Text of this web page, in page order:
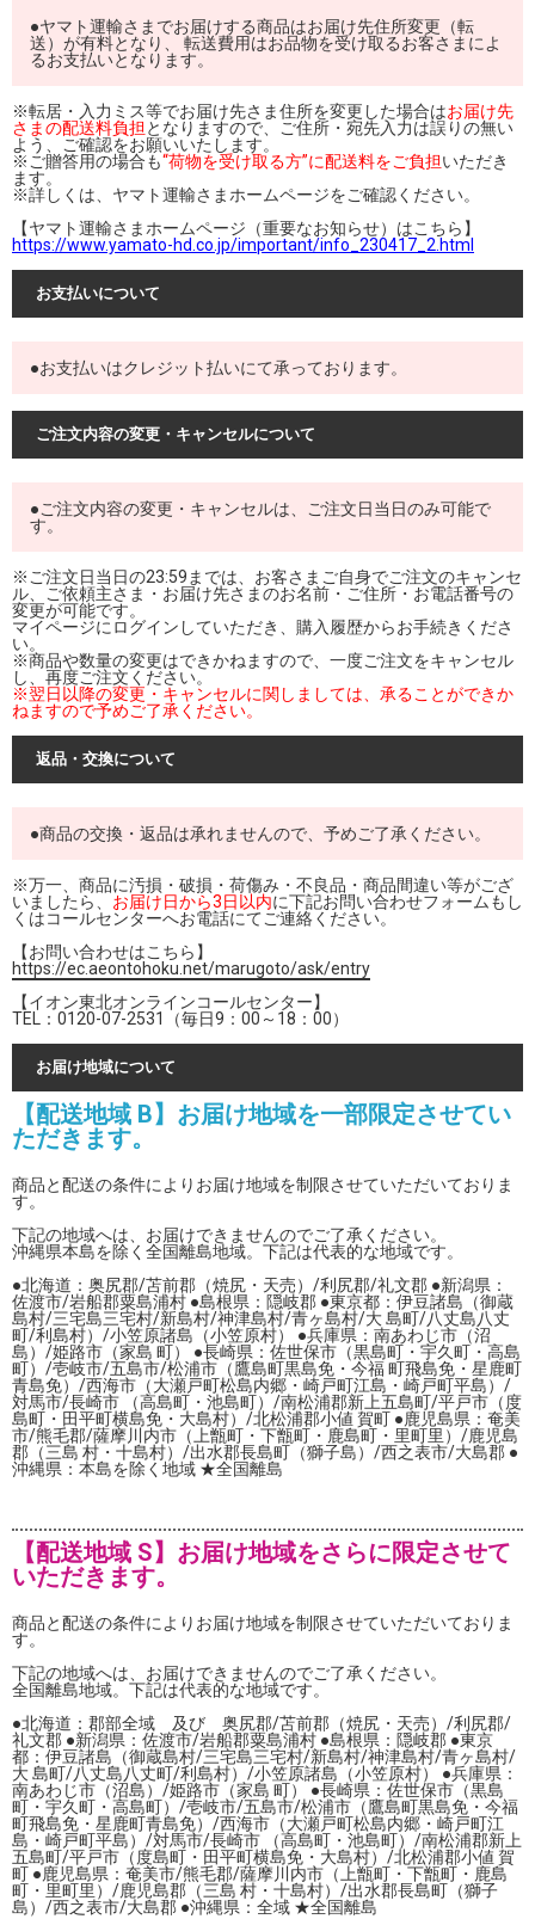
●ヤマト運輸さまでお届けする商品はお届け先住所変更（転
送）が有料となり、 転送費用はお品物を受け取るお客さまによ
るお支払いとなります。
※転居・入力ミス等でお届け先さま住所を変更した場合はお届け先
さまの配送料負担 となりますので、ご住所・宛先入力は誤りの無い
よう、ご確認をお願いいたします。
※ご贈答用の場合も“荷物を受け取る方”に配送料をご負担いただき
ます。
※詳しくは、ヤマト運輸さまホームページをご確認ください。
【ヤマト運輸さまホームページ（重要なお知らせ）はこちら】
https://www.yamato-hd.co.jp/important/info_230417_2.html
お支払いについて
●お支払いはクレジット払いにて承っております。
ご注文内容の変更・キャンセルについて
●ご注文内容の変更・キャンセルは、ご注文日当日のみ可能で
す。
※ご注文日当日の23:59までは、お客さまご自身でご注文のキャンセ
ル、ご依頼主さま・お届け先さまのお名前・ご住所・お電話番号の
変更が可能です。
マイページにログインしていただき、購入履歴からお手続きくださ
い。
※商品や数量の変更はできかねますので、一度ご注文をキャンセル
し、再度ご注文ください。
※翌日以降の変更・キャンセルに関しましては、承ることができか
ねますので予めご了承ください。
返品・交換について
●商品の交換・返品は承れませんので、予めご了承ください。
※万一、商品に汚損・破損・荷傷み・不良品・商品間違い等がござ
いましたら、 お届け日から3日以内に下記お問い合わせフォームもし
くはコールセンターへお電話にてご連絡ください。
【お問い合わせはこちら】
https://ec.aeontohoku.net/marugoto/ask/entry
【イオン東北オンラインコールセンター】
TEL：0120-07-2531（毎日9：00～18：00）
お届け地域について
【配送地域 B】お届け地域を一部限定させてい
ただきます。
商品と配送の条件によりお届け地域を制限させていただいておりま
す。
下記の地域へは、お届けできませんのでご了承ください。
沖縄県本島を除く全国離島地域。下記は代表的な地域です。
●北海道：奥尻郡/苫前郡（焼尻・天売）/利尻郡/礼文郡 ●新潟県：
佐渡市/岩船郡粟島浦村 ●島根県：隠岐郡 ●東京都：伊豆諸島（御蔵
島村/三宅島三宅村/新島村/神津島村/青ヶ島村/大 島町/八丈島八丈
町/利島村）/小笠原諸島（小笠原村） ●兵庫県：南あわじ市（沼
島）/姫路市（家島 町） ●長崎県：佐世保市（黒島町・宇久町・高島
町）/壱岐市/五島市/松浦市（鷹島町黒島免・今福 町飛島免・星鹿町
青島免）/西海市（大瀬戸町松島内郷・崎戸町江島・崎戸町平島）/
対馬市/長崎市 （高島町・池島町）/南松浦郡新上五島町/平戸市（度
島町・田平町横島免・大島村）/北松浦郡小値 賀町 ●鹿児島県：奄美
市/熊毛郡/薩摩川内市（上甑町・下甑町・鹿島町・里町里）/鹿児島
郡（三島 村・十島村）/出水郡長島町（獅子島）/西之表市/大島郡 ●
沖縄県：本島を除く地域 ★全国離島
【配送地域 S】お届け地域をさらに限定させて
いただきます。
商品と配送の条件によりお届け地域を制限させていただいておりま
す。
下記の地域へは、お届けできませんのでご了承ください。
全国離島地域。下記は代表的な地域です。
●北海道：郡部全域 及び 奥尻郡/苫前郡（焼尻・天売）/利尻郡/
礼文郡 ●新潟県：佐渡市/岩船郡粟島浦村 ●島根県：隠岐郡 ●東京
都：伊豆諸島（御蔵島村/三宅島三宅村/新島村/神津島村/青ヶ島村/
大 島町/八丈島八丈町/利島村）/小笠原諸島（小笠原村） ●兵庫県：
南あわじ市（沼島）/姫路市（家島 町） ●長崎県：佐世保市（黒島
町・宇久町・高島町）/壱岐市/五島市/松浦市（鷹島町黒島免・今福
町飛島免・星鹿町青島免）/西海市（大瀬戸町松島内郷・崎戸町江
島・崎戸町平島）/対馬市/長崎市 （高島町・池島町）/南松浦郡新上
五島町/平戸市（度島町・田平町横島免・大島村）/北松浦郡小値 賀
町 ●鹿児島県：奄美市/熊毛郡/薩摩川内市（上甑町・下甑町・鹿島
町・里町里）/鹿児島郡（三島 村・十島村）/出水郡長島町（獅子
島）/西之表市/大島郡 ●沖縄県：全域 ★全国離島